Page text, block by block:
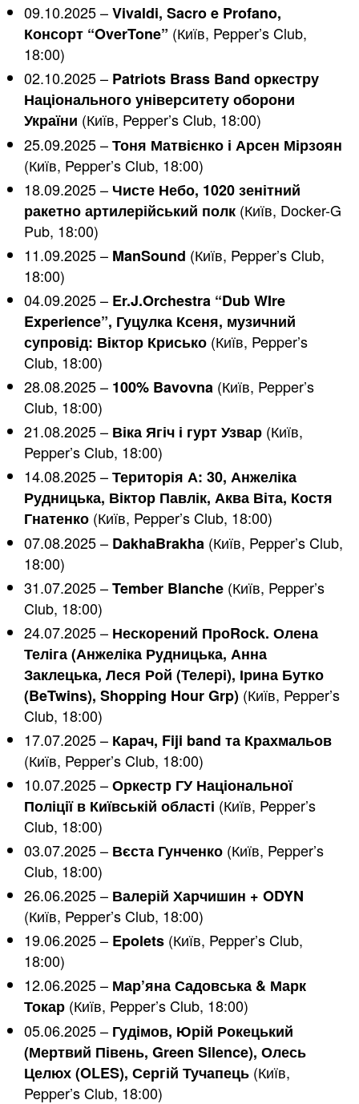
09.10.2025 –Vivaldi, Sacro e Profano,
Консорт “OverTone” (Київ, Pepper’s Club,
18:00)
02.10.2025 – Patriots Brass Band оркестру
Національного університету оборони
України (Київ, Pepper’s Club, 18:00)
25.09.2025 –Тоня Матвієнко і Арсен Мірзоян
(Київ, Pepper’s Club, 18:00)
18.09.2025 – Чисте Небо, 1020 зенітний
ракетно артилерійський полк (Київ, Docker-G
Pub, 18:00)
11.09.2025 – ManSound (Київ, Pepper’s Club,
18:00)
04.09.2025 – Er.J.Orchestra “Dub WIre
Experience”, Гуцулка Ксеня, музичний
супровід: Віктор Крисько (Київ, Pepper’s
Club, 18:00)
28.08.2025 – 100% Bavovna (Київ, Pepper’s
Club, 18:00)
21.08.2025 – Віка Ягіч і гурт Узвар (Київ,
Pepper’s Club, 18:00)
14.08.2025 –Територія А: 30, Анжеліка
Рудницька, Віктор Павлік, Аква Віта, Костя
Гнатенко (Київ, Pepper’s Club, 18:00)
07.08.2025 – DakhaBrakha (Київ, Pepper’s Club,
18:00)
31.07.2025 –Tember Blanche (Київ, Pepper’s
Club, 18:00)
24.07.2025 – Нескорений ПроRock. Олена
Теліга (Анжеліка Рудницька, Анна
Заклецька, Леся Рой (Телері), Ірина Бутко
(BeTwins), Shopping Hour Grp) (Київ, Pepper’s
Club, 18:00)
17.07.2025 – Карач, Fiji band та Крахмальов
(Київ, Pepper’s Club, 18:00)
10.07.2025 –Оркестр ГУ Національної
Поліції в Київській області (Київ, Pepper’s
Club, 18:00)
03.07.2025 – Вєста Гунченко (Київ, Pepper’s
Club, 18:00)
26.06.2025 – Валерій Харчишин + ODYN
(Київ, Pepper’s Club, 18:00)
19.06.2025 – Epolets (Київ, Pepper’s Club,
18:00)
12.06.2025 – Мар’яна Садовська & Марк
Токар (Київ, Pepper’s Club, 18:00)
05.06.2025 – Гудімов, Юрій Рокецький
(Мертвий Півень, Green Silence), Олесь
Целюх (OLES), Сергій Тучапець (Київ,
Pepper’s Club, 18:00)